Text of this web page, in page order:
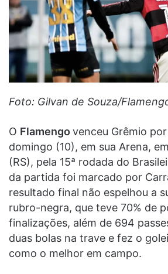
Foto: Gilvan de Souza/
O Flamengo venceu Grêmio
domingo (10), em sua Arena,
(RS), pela 15ª rodada do
da partida foi marcado por
resultado final não espelhou a
rubro-negra, que teve 70% de
finalizações, além de 694
duas bolas na trave e fez o
como o melhor em campo.